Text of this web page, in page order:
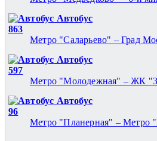
Автобус
863
Метро "Саларьево" – Град
Автобус
597
Метро "Молодежная" – ЖК
Автобус
96
Метро "Планерная" – Метро